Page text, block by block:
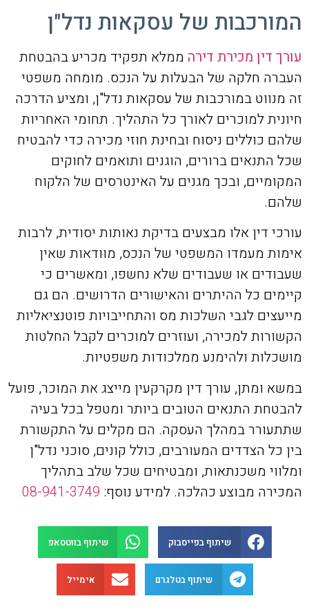
המורכבות של עסקאות נדל"ן
עורך דין מכירת דירה ממלא תפקיד מכריע בהבטחת
העברה חלקה של הבעלות על הנכס. מומחה משפטי
זה מנווט במורכבות של עסקאות נדל"ן, ומציע הדרכה
חיונית למוכרים לאורך כל התהליך. תחומי האחריות
שלהם כוללים ניסוח ובחינת חוזי מכירה כדי להבטיח
שכל התנאים ברורים, הוגנים ותואמים לחוקים
המקומיים, ובכך מגנים על האינטרסים של הלקוח
שלהם.
עורכי דין אלו מבצעים בדיקת נאותות יסודית, לרבות
אימות מעמדו המשפטי של הנכס, מוודאות שאין
שעבודים או שעבודים שלא נחשפו, ומאשרים כי
קיימים כל ההיתרים והאישורים הדרושים. הם גם
מייעצים לגבי השלכות מס והתחייבויות פוטנציאליות
הקשורות למכירה, ועוזרים למוכרים לקבל החלטות
מושכלות ולהימנע ממלכודות משפטיות.
במשא ומתן, עורך דין מקרקעין מייצג את המוכר, פועל
להבטחת התנאים הטובים ביותר ומטפל בכל בעיה
שתתעורר במהלך העסקה. הם מקלים על התקשורת
בין כל הצדדים המעורבים, כולל קונים, סוכני נדל"ן
ומלווי משכנתאות, ומבטיחים שכל שלב בתהליך
המכירה מבוצע כהלכה. למידע נוסף: 08-941-3749
שיתוף בפייסבוק שיתוף בווטסאפ
שיתוף בטלגרם אימייל